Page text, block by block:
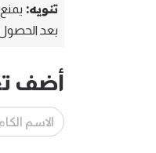
تنويه:
بعد
أضف